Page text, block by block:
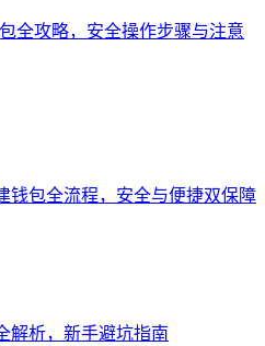
全攻略，安全操作步骤与注意
钱包全流程，安全与便捷双保障
解析，新手避坑指南